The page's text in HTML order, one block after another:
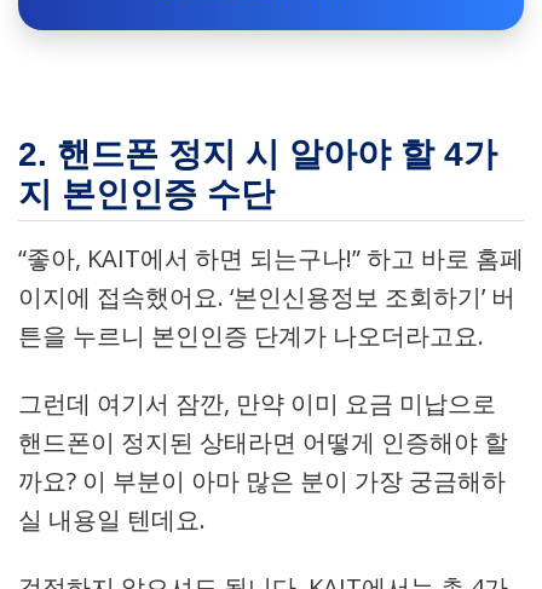
2. 핸드폰 정지 시 알아야 할 4가
지 본인인증 수단
“좋아, KAIT에서 하면 되는구나!” 하고 바로 홈페
이지에 접속했어요. ‘본인신용정보 조회하기’ 버
튼을 누르니 본인인증 단계가 나오더라고요.
그런데 여기서 잠깐, 만약 이미 요금 미납으로
핸드폰이 정지된 상태라면 어떻게 인증해야 할
까요? 이 부분이 아마 많은 분이 가장 궁금해하
실 내용일 텐데요.